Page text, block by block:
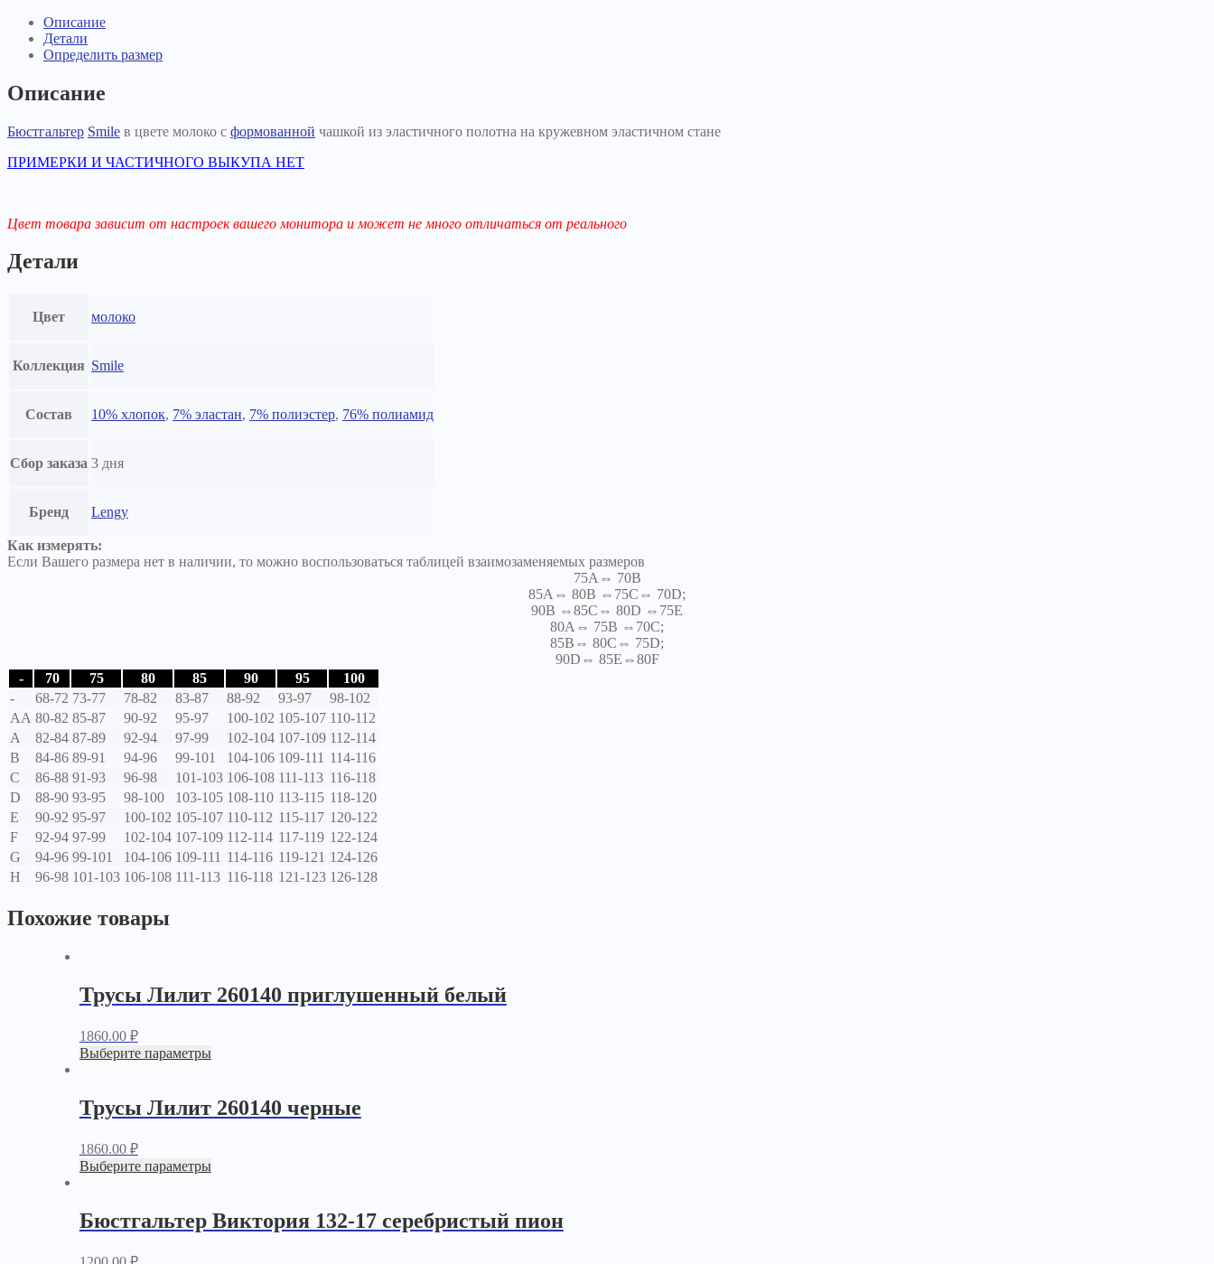
Описание
Детали
Определить размер
Описание
Бюстгальтер Smile в цвете молоко с формованной чашкой из эластичного полотна на кружевном эластичном стане
ПРИМЕРКИ И ЧАСТИЧНОГО ВЫКУПА НЕТ
Цвет товара зависит от настроек вашего монитора и может не много отличаться от реального
Детали
Цвет молоко
Коллекция Smile
Состав 10% хлопок, 7% эластан, 7% полиэстер, 76% полиамид
Сбор заказа 3 дня
Бренд Lengy
Как измерять:
Если Вашего размера нет в наличии, то можно воспользоваться таблицей взаимозаменяемых размеров
75A⇔ 70B
85A⇔ 80B ⇔75C⇔ 70D;
90B ⇔85C⇔ 80D ⇔75E
80A⇔ 75B ⇔70C;
85B⇔ 80C⇔ 75D;
90D⇔ 85E⇔80F
-
70 75 80 85 90 95
100
-
68-72 73-77 78-82 83-87 88-92 93-97
98-102
AA 80-82 85-87 90-92 95-97 100-102 105-107 110-112
A
82-84 87-89 92-94 97-99 102-104 107-109 112-114
B
84-86 89-91 94-96 99-101 104-106 109-111 114-116
C
86-88 91-93 96-98 101-103 106-108 111-113 116-118
D
88-90 93-95 98-100 103-105 108-110 113-115 118-120
E
90-92 95-97 100-102 105-107 110-112 115-117 120-122
F
92-94 97-99 102-104 107-109 112-114 117-119 122-124
G
94-96 99-101 104-106 109-111 114-116 119-121 124-126
H
96-98 101-103 106-108 111-113 116-118 121-123 126-128
Похожие товары
Трусы Лилит 260140 приглушенный белый
1860.00 ₽
Выберите параметры
Трусы Лилит 260140 черные
1860.00 ₽
Выберите параметры
Бюстгальтер Виктория 132-17 серебристый пион